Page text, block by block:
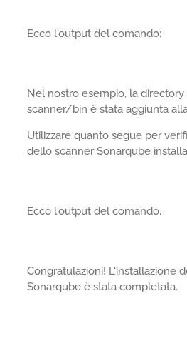
Ecco l'output del comando:
Nel nostro esempio, la
scanner/bin è stata aggiunta
Utilizzare quanto segue per
dello scanner Sonarqube
Ecco l'output del comando.
Congratulazioni! L'installazione
Sonarqube è stata completata.